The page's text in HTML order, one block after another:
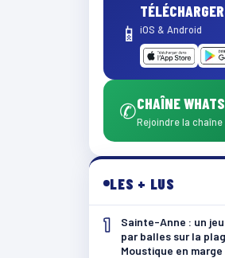
📱 iOS & Android
✆CHAÎNE
Rejoindre la chaîne
LES + LUS
1
Sainte-Anne : un
par balles sur la
Moustique en